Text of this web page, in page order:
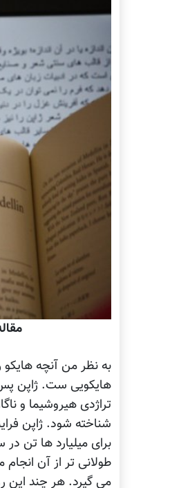
به نظر من آنچه
هایکویی ست. ژاپن پس
تراژدی هیروشیما و
شناخته شود. ژاپن
برای میلیارد ها تن
طولانی تر از آن
می گیرد. هر چند این